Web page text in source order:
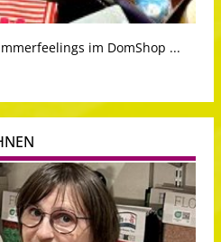
im DomShop ...